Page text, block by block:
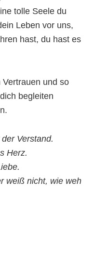
tolle Seele du
Leben vor uns,
hast, du hast es
und so
begleiten
Verstand.
Herz.
weiß nicht, wie weh